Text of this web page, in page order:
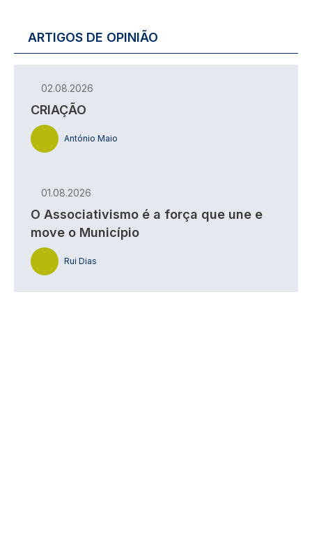
ARTIGOS DE OPINIÃO
02.08.2026
CRIAÇÃO
António Maio
01.08.2026
O Associativismo é a força que une e
move o Município
Rui Dias